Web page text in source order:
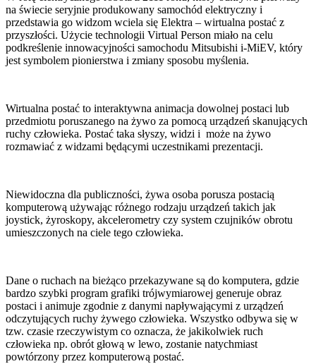
na świecie seryjnie produkowany samochód elektryczny i
przedstawia go widzom wciela się Elektra – wirtualna postać z
przyszłości. Użycie technologii Virtual Person miało na celu
podkreślenie innowacyjności samochodu Mitsubishi i-MiEV, który
jest symbolem pionierstwa i zmiany sposobu myślenia.
Wirtualna postać to interaktywna animacja dowolnej postaci lub
przedmiotu poruszanego na żywo za pomocą urządzeń skanujących
ruchy człowieka. Postać taka słyszy, widzi i może na żywo
rozmawiać z widzami będącymi uczestnikami prezentacji.
Niewidoczna dla publiczności, żywa osoba porusza postacią
komputerową używając różnego rodzaju urządzeń takich jak
joystick, żyroskopy, akcelerometry czy system czujników obrotu
umieszczonych na ciele tego człowieka.
Dane o ruchach na bieżąco przekazywane są do komputera, gdzie
bardzo szybki program grafiki trójwymiarowej generuje obraz
postaci i animuje zgodnie z danymi napływającymi z urządzeń
odczytujących ruchy żywego człowieka. Wszystko odbywa się w
tzw. czasie rzeczywistym co oznacza, że jakikolwiek ruch
człowieka np. obrót głową w lewo, zostanie natychmiast
powtórzony przez komputerową postać.